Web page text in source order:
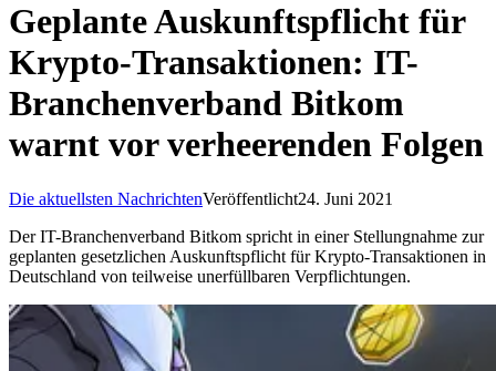
Geplante Auskunftspflicht für
Krypto-Transaktionen: IT-
Branchenverband Bitkom
warnt vor verheerenden Folgen
Die aktuellsten NachrichtenVeröffentlicht24. Juni 2021
Der IT-Branchenverband Bitkom spricht in einer Stellungnahme zur
geplanten gesetzlichen Auskunftspflicht für Krypto-Transaktionen in
Deutschland von teilweise unerfüllbaren Verpflichtungen.